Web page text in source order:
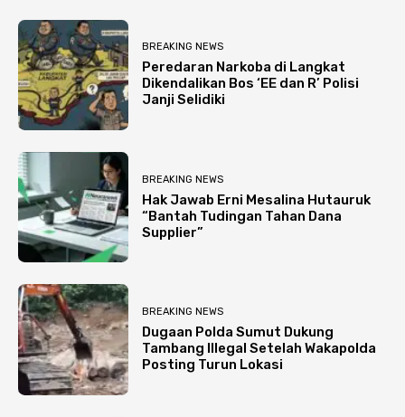
BREAKING NEWS
Peredaran Narkoba di Langkat
Dikendalikan Bos ‘EE dan R’ Polisi
Janji Selidiki
BREAKING NEWS
Hak Jawab Erni Mesalina Hutauruk
“Bantah Tudingan Tahan Dana
Supplier”
BREAKING NEWS
Dugaan Polda Sumut Dukung
Tambang Illegal Setelah Wakapolda
Posting Turun Lokasi